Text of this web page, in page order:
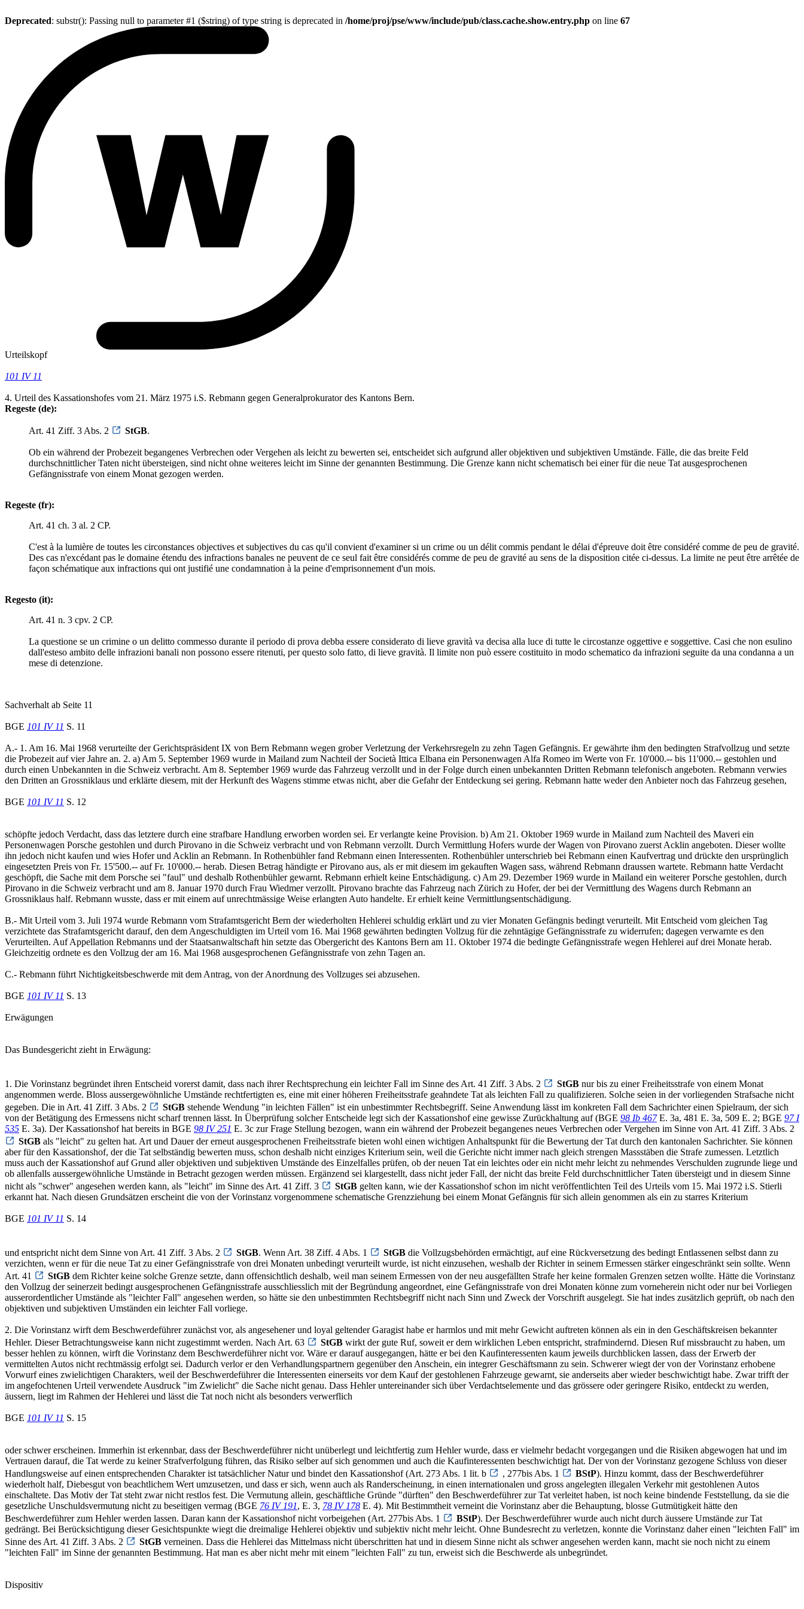
Deprecated: substr(): Passing null to parameter #1 ($string) of type string is deprecated in /home/proj/pse/www/include/pub/class.cache.show.entry.php on line 67
Urteilskopf
101 IV 11
4. Urteil des Kassationshofes vom 21. März 1975 i.S. Rebmann gegen Generalprokurator des Kantons Bern.
Regeste (de):
Art. 41 Ziff. 3 Abs. 2 StGB.
Ob ein während der Probezeit begangenes Verbrechen oder Vergehen als leicht zu bewerten sei, entscheidet sich aufgrund aller objektiven und subjektiven Umstände. Fälle, die das breite Feld
durchschnittlicher Taten nicht übersteigen, sind nicht ohne weiteres leicht im Sinne der genannten Bestimmung. Die Grenze kann nicht schematisch bei einer für die neue Tat ausgesprochenen
Gefängnisstrafe von einem Monat gezogen werden.
Regeste (fr):
Art. 41 ch. 3 al. 2 CP.
C'est à la lumière de toutes les circonstances objectives et subjectives du cas qu'il convient d'examiner si un crime ou un délit commis pendant le délai d'épreuve doit être considéré comme de peu de gravité.
Des cas n'excédant pas le domaine étendu des infractions banales ne peuvent de ce seul fait être considérés comme de peu de gravité au sens de la disposition citée ci-dessus. La limite ne peut être arrêtée de
façon schématique aux infractions qui ont justifié une condamnation à la peine d'emprisonnement d'un mois.
Regesto (it):
Art. 41 n. 3 cpv. 2 CP.
La questione se un crimine o un delitto commesso durante il periodo di prova debba essere considerato di lieve gravità va decisa alla luce di tutte le circostanze oggettive e soggettive. Casi che non esulino
dall'esteso ambito delle infrazioni banali non possono essere ritenuti, per questo solo fatto, di lieve gravità. Il limite non può essere costituito in modo schematico da infrazioni seguite da una condanna a un
mese di detenzione.
Sachverhalt ab Seite 11
BGE 101 IV 11 S. 11
A.- 1. Am 16. Mai 1968 verurteilte der Gerichtspräsident IX von Bern Rebmann wegen grober Verletzung der Verkehrsregeln zu zehn Tagen Gefängnis. Er gewährte ihm den bedingten Strafvollzug und setzte
die Probezeit auf vier Jahre an. 2. a) Am 5. September 1969 wurde in Mailand zum Nachteil der Società Ittica Elbana ein Personenwagen Alfa Romeo im Werte von Fr. 10'000.-- bis 11'000.-- gestohlen und
durch einen Unbekannten in die Schweiz verbracht. Am 8. September 1969 wurde das Fahrzeug verzollt und in der Folge durch einen unbekannten Dritten Rebmann telefonisch angeboten. Rebmann verwies
den Dritten an Grossniklaus und erklärte diesem, mit der Herkunft des Wagens stimme etwas nicht, aber die Gefahr der Entdeckung sei gering. Rebmann hatte weder den Anbieter noch das Fahrzeug gesehen,
BGE 101 IV 11 S. 12
schöpfte jedoch Verdacht, dass das letztere durch eine strafbare Handlung erworben worden sei. Er verlangte keine Provision. b) Am 21. Oktober 1969 wurde in Mailand zum Nachteil des Maveri ein
Personenwagen Porsche gestohlen und durch Pirovano in die Schweiz verbracht und von Rebmann verzollt. Durch Vermittlung Hofers wurde der Wagen von Pirovano zuerst Acklin angeboten. Dieser wollte
ihn jedoch nicht kaufen und wies Hofer und Acklin an Rebmann. In Rothenbühler fand Rebmann einen Interessenten. Rothenbühler unterschrieb bei Rebmann einen Kaufvertrag und drückte den ursprünglich
eingesetzten Preis von Fr. 15'500.-- auf Fr. 10'000.-- herab. Diesen Betrag händigte er Pirovano aus, als er mit diesem im gekauften Wagen sass, während Rebmann draussen wartete. Rebmann hatte Verdacht
geschöpft, die Sache mit dem Porsche sei "faul" und deshalb Rothenbühler gewarnt. Rebmann erhielt keine Entschädigung. c) Am 29. Dezember 1969 wurde in Mailand ein weiterer Porsche gestohlen, durch
Pirovano in die Schweiz verbracht und am 8. Januar 1970 durch Frau Wiedmer verzollt. Pirovano brachte das Fahrzeug nach Zürich zu Hofer, der bei der Vermittlung des Wagens durch Rebmann an
Grossniklaus half. Rebmann wusste, dass er mit einem auf unrechtmässige Weise erlangten Auto handelte. Er erhielt keine Vermittlungsentschädigung.
B.- Mit Urteil vom 3. Juli 1974 wurde Rebmann vom Strafamtsgericht Bern der wiederholten Hehlerei schuldig erklärt und zu vier Monaten Gefängnis bedingt verurteilt. Mit Entscheid vom gleichen Tag
verzichtete das Strafamtsgericht darauf, den dem Angeschuldigten im Urteil vom 16. Mai 1968 gewährten bedingten Vollzug für die zehntägige Gefängnisstrafe zu widerrufen; dagegen verwarnte es den
Verurteilten. Auf Appellation Rebmanns und der Staatsanwaltschaft hin setzte das Obergericht des Kantons Bern am 11. Oktober 1974 die bedingte Gefängnisstrafe wegen Hehlerei auf drei Monate herab.
Gleichzeitig ordnete es den Vollzug der am 16. Mai 1968 ausgesprochenen Gefängnisstrafe von zehn Tagen an.
C.- Rebmann führt Nichtigkeitsbeschwerde mit dem Antrag, von der Anordnung des Vollzuges sei abzusehen.
BGE 101 IV 11 S. 13
Erwägungen
Das Bundesgericht zieht in Erwägung:
1. Die Vorinstanz begründet ihren Entscheid vorerst damit, dass nach ihrer Rechtsprechung ein leichter Fall im Sinne des Art. 41 Ziff. 3 Abs. 2 StGB nur bis zu einer Freiheitsstrafe von einem Monat
angenommen werde. Bloss aussergewöhnliche Umstände rechtfertigten es, eine mit einer höheren Freiheitsstrafe geahndete Tat als leichten Fall zu qualifizieren. Solche seien in der vorliegenden Strafsache nicht
gegeben. Die in Art. 41 Ziff. 3 Abs. 2
StGB stehende Wendung "in leichten Fällen" ist ein unbestimmter Rechtsbegriff. Seine Anwendung lässt im konkreten Fall dem Sachrichter einen Spielraum, der sich
von der Betätigung des Ermessens nicht scharf trennen lässt. In Überprüfung solcher Entscheide legt sich der Kassationshof eine gewisse Zurückhaltung auf (BGE 98 Ib 467E. 3a, 481 E. 3a, 509 E. 2; BGE 97 I
535 E. 3a). Der Kassationshof hat bereits in BGE 98 IV 251 E. 3c zur Frage Stellung bezogen, wann ein während der Probezeit begangenes neues Verbrechen oder Vergehen im Sinne von Art. 41 Ziff. 3 Abs. 2
StGB als "leicht" zu gelten hat. Art und Dauer der erneut ausgesprochenen Freiheitsstrafe bieten wohl einen wichtigen Anhaltspunkt für die Bewertung der Tat durch den kantonalen Sachrichter. Sie können
aber für den Kassationshof, der die Tat selbständig bewerten muss, schon deshalb nicht einziges Kriterium sein, weil die Gerichte nicht immer nach gleich strengen Massstäben die Strafe zumessen. Letztlich
muss auch der Kassationshof auf Grund aller objektiven und subjektiven Umstände des Einzelfalles prüfen, ob der neuen Tat ein leichtes oder ein nicht mehr leicht zu nehmendes Verschulden zugrunde liege und
ob allenfalls aussergewöhnliche Umstände in Betracht gezogen werden müssen. Ergänzend sei klargestellt, dass nicht jeder Fall, der nicht das breite Feld durchschnittlicher Taten übersteigt und in diesem Sinne
nicht als "schwer" angesehen werden kann, als "leicht" im Sinne des Art. 41 Ziff. 3
StGB gelten kann, wie der Kassationshof schon im nicht veröffentlichten Teil des Urteils vom 15. Mai 1972 i.S. Stierli
erkannt hat. Nach diesen Grundsätzen erscheint die von der Vorinstanz vorgenommene schematische Grenzziehung bei einem Monat Gefängnis für sich allein genommen als ein zu starres Kriterium
BGE 101 IV 11 S. 14
und entspricht nicht dem Sinne von Art. 41 Ziff. 3 Abs. 2 StGB. Wenn Art. 38 Ziff. 4 Abs. 1 StGB die Vollzugsbehörden ermächtigt, auf eine Rückversetzung des bedingt Entlassenen selbst dann zu
verzichten, wenn er für die neue Tat zu einer Gefängnisstrafe von drei Monaten unbedingt verurteilt wurde, ist nicht einzusehen, weshalb der Richter in seinem Ermessen stärker eingeschränkt sein sollte. Wenn
Art. 41
StGB dem Richter keine solche Grenze setzte, dann offensichtlich deshalb, weil man seinem Ermessen von der neu ausgefällten Strafe her keine formalen Grenzen setzen wollte. Hätte die Vorinstanz
den Vollzug der seinerzeit bedingt ausgesprochenen Gefängnisstrafe ausschliesslich mit der Begründung angeordnet, eine Gefängnisstrafe von drei Monaten könne zum vorneherein nicht oder nur bei Vorliegen
ausserordentlicher Umstände als "leichter Fall" angesehen werden, so hätte sie den unbestimmten Rechtsbegriff nicht nach Sinn und Zweck der Vorschrift ausgelegt. Sie hat indes zusätzlich geprüft, ob nach den
objektiven und subjektiven Umständen ein leichter Fall vorliege.
2. Die Vorinstanz wirft dem Beschwerdeführer zunächst vor, als angesehener und loyal geltender Garagist habe er harmlos und mit mehr Gewicht auftreten können als ein in den Geschäftskreisen bekannter
Hehler. Dieser Betrachtungsweise kann nicht zugestimmt werden. Nach Art. 63
StGB wirkt der gute Ruf, soweit er dem wirklichen Leben entspricht, strafmindernd. Diesen Ruf missbraucht zu haben, um
besser hehlen zu können, wirft die Vorinstanz dem Beschwerdeführer nicht vor. Wäre er darauf ausgegangen, hätte er bei den Kaufinteressenten kaum jeweils durchblicken lassen, dass der Erwerb der
vermittelten Autos nicht rechtmässig erfolgt sei. Dadurch verlor er den Verhandlungspartnern gegenüber den Anschein, ein integrer Geschäftsmann zu sein. Schwerer wiegt der von der Vorinstanz erhobene
Vorwurf eines zwielichtigen Charakters, weil der Beschwerdeführer die Interessenten einerseits vor dem Kauf der gestohlenen Fahrzeuge gewarnt, sie anderseits aber wieder beschwichtigt habe. Zwar trifft der
im angefochtenen Urteil verwendete Ausdruck "im Zwielicht" die Sache nicht genau. Dass Hehler untereinander sich über Verdachtselemente und das grössere oder geringere Risiko, entdeckt zu werden,
äussern, liegt im Rahmen der Hehlerei und lässt die Tat noch nicht als besonders verwerflich
BGE 101 IV 11 S. 15
oder schwer erscheinen. Immerhin ist erkennbar, dass der Beschwerdeführer nicht unüberlegt und leichtfertig zum Hehler wurde, dass er vielmehr bedacht vorgegangen und die Risiken abgewogen hat und im
Vertrauen darauf, die Tat werde zu keiner Strafverfolgung führen, das Risiko selber auf sich genommen und auch die Kaufinteressenten beschwichtigt hat. Der von der Vorinstanz gezogene Schluss von dieser
Handlungsweise auf einen entsprechenden Charakter ist tatsächlicher Natur und bindet den Kassationshof (Art. 273 Abs. 1 lit. b
, 277bis Abs. 1 BStP). Hinzu kommt, dass der Beschwerdeführer
wiederholt half, Diebesgut von beachtlichem Wert umzusetzen, und dass er sich, wenn auch als Randerscheinung, in einen internationalen und gross angelegten illegalen Verkehr mit gestohlenen Autos
einschaltete. Das Motiv der Tat steht zwar nicht restlos fest. Die Vermutung allein, geschäftliche Gründe "dürften" den Beschwerdeführer zur Tat verleitet haben, ist noch keine bindende Feststellung, da sie die
gesetzliche Unschuldsvermutung nicht zu beseitigen vermag (BGE 76 IV 191, E. 3, 78 IV 178 E. 4). Mit Bestimmtheit verneint die Vorinstanz aber die Behauptung, blosse Gutmütigkeit hätte den
Beschwerdeführer zum Hehler werden lassen. Daran kann der Kassationshof nicht vorbeigehen (Art. 277bis Abs. 1
BStP). Der Beschwerdeführer wurde auch nicht durch äussere Umstände zur Tat
gedrängt. Bei Berücksichtigung dieser Gesichtspunkte wiegt die dreimalige Hehlerei objektiv und subjektiv nicht mehr leicht. Ohne Bundesrecht zu verletzen, konnte die Vorinstanz daher einen "leichten Fall" im
Sinne des Art. 41 Ziff. 3 Abs. 2
StGB verneinen. Dass die Hehlerei das Mittelmass nicht überschritten hat und in diesem Sinne nicht als schwer angesehen werden kann, macht sie noch nicht zu einem
"leichten Fall" im Sinne der genannten Bestimmung. Hat man es aber nicht mehr mit einem "leichten Fall" zu tun, erweist sich die Beschwerde als unbegründet.
Dispositiv